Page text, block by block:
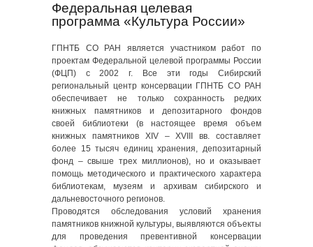
Федеральная целевая
программа «Культура России»
ГПНТБ СО РАН является участником работ по
проектам Федеральной целевой программы России
(ФЦП) с 2002 г. Все эти годы Сибирский
региональный центр консервации ГПНТБ СО РАН
обеспечивает не только сохранность редких
книжных памятников и депозитарного фондов
своей библиотеки (в настоящее время объем
книжных памятников XIV – XVIII вв. составляет
более 15 тысяч единиц хранения, депозитарный
фонд – свыше трех миллионов), но и оказывает
помощь методического и практического характера
библиотекам, музеям и архивам сибирского и
дальневосточного регионов.
Проводятся обследования условий хранения
памятников книжной культуры, выявляются объекты
для проведения превентивной консервации